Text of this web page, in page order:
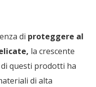
di proteggere al
la crescente
questi prodotti ha
di alta